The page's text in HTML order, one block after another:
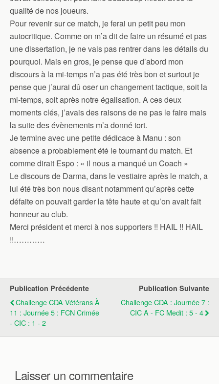
qualité de nos joueurs.
Pour revenir sur ce match, je ferai un petit peu mon
autocritique. Comme on m’a dit de faire un résumé et pas
une dissertation, je ne vais pas rentrer dans les détails du
pourquoi. Mais en gros, je pense que d’abord mon
discours à la mi-temps n’a pas été très bon et surtout je
pense que j’aurai dû oser un changement tactique, soit la
mi-temps, soit après notre égalisation. A ces deux
moments clés, j’avais des raisons de ne pas le faire mais
la suite des évènements m’a donné tort.
Je termine avec une petite dédicace à Manu : son
absence a probablement été le tournant du match. Et
comme dirait Espo : « il nous a manqué un Coach »
Le discours de Darma, dans le vestiaire après le match, a
lui été très bon nous disant notamment qu’après cette
défaite on pouvait garder la tête haute et qu’on avait fait
honneur au club.
Merci président et merci à nos supporters !! HAIL !! HAIL
!!…………
Publication Précédente
Challenge CDA Vétérans À
11 : Journée 5 : FCN Crimée
- CIC : 1 - 2
Publication Suivante
Challenge CDA : Journée 7 :
CIC A - FC Medit : 5 - 4
Laisser un commentaire